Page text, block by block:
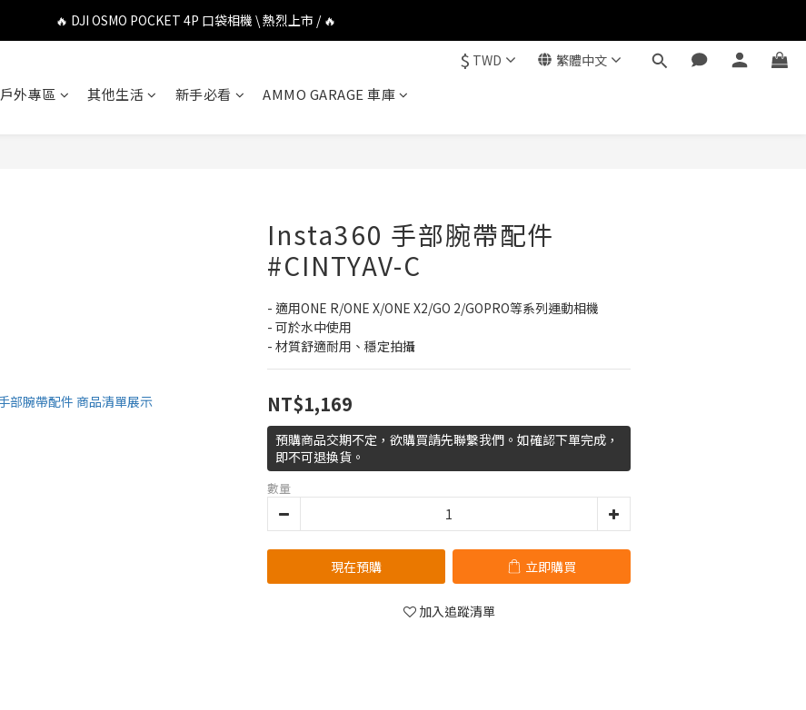
🔥 DJI OSMO POCKET 4P 口袋相機 \ 熱烈上市 / 🔥
🔥 DJI OSMO POCKET 4P 口袋相機 \ 熱烈上市 / 🔥
🔥 Insta360 GO Ultra Hello Kitty 聯名限定套裝 \ 時尚上市 / 🔥
$ TWD 繁體中文
戶外專區 其他生活 新手必看 AMMO GARAGE 車庫
Insta360 手部腕帶配件
#CINTYAV-C
- 適用ONE R/ONE X/ONE X2/GO 2/GOPRO等系列運動相機
- 可於水中使用
- 材質舒適耐用、穩定拍攝
NT$1,169
預購商品交期不定，欲購買請先聯繫我們。如確認下單完成，
即不可退換貨。
數量
現在預購 立即購買
加入追蹤清單